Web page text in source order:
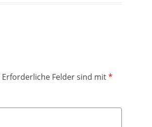
Erforderliche Felder sind mit*